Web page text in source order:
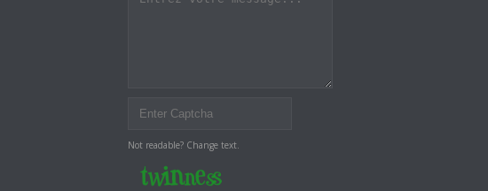
Not readable? Change text.